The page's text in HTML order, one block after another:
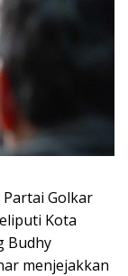
Golkar
Kota
Budhy
menjejakkan